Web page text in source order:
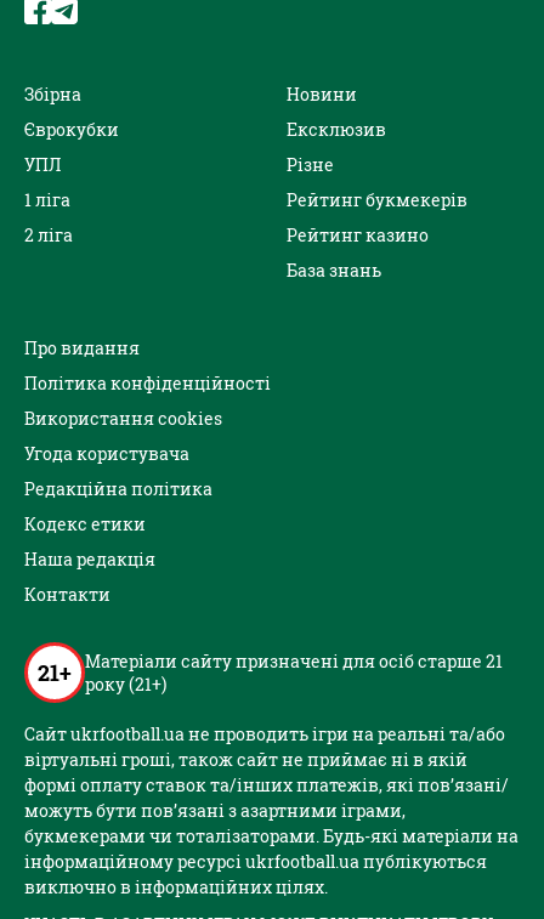
Збірна
Єврокубки
УПЛ
1 ліга
2 ліга
Новини
Ексклюзив
Різне
Рейтинг букмекерів
Рейтинг казино
База знань
Про видання
Політика конфіденційності
Використання cookies
Угода користувача
Редакційна політика
Кодекс етики
Наша редакція
Контакти
21+ Матеріали сайту призначені для осіб старше 21
року (21+)
Сайт ukrfootball.ua не проводить ігри на реальні та/або
віртуальні гроші, також сайт не приймає ні в якій
формі оплату ставок та/інших платежів, які пов’язані/
можуть бути пов’язані з азартними іграми,
букмекерами чи тоталізаторами. Будь-які матеріали на
інформаційному ресурсі ukrfootball.ua публікуються
виключно в інформаційних цілях.